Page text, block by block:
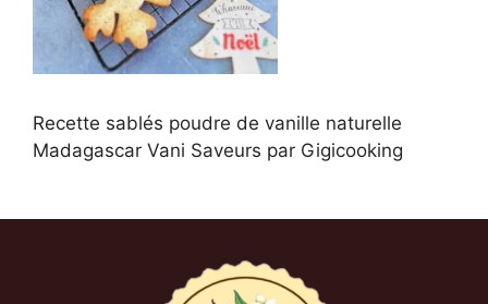
Recette sablés poudre de vanille naturelle
Madagascar Vani Saveurs par Gigicooking